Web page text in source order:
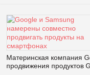
Материнская компания
продвижения продуктов